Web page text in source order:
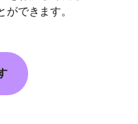
ができます。